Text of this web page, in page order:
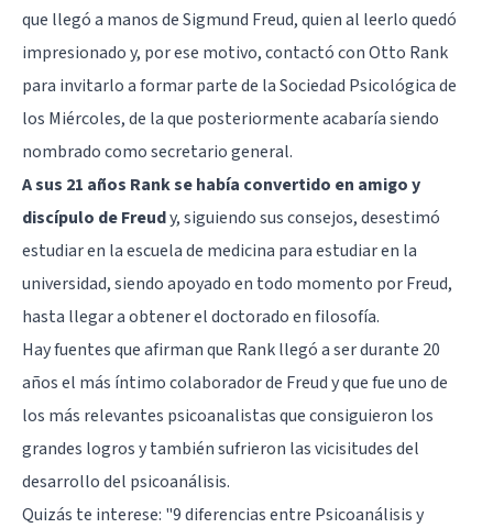
que llegó a manos de Sigmund Freud, quien al leerlo quedó
impresionado y, por ese motivo, contactó con Otto Rank
para invitarlo a formar parte de la Sociedad Psicológica de
los Miércoles, de la que posteriormente acabaría siendo
nombrado como secretario general.
A sus 21 años Rank se había convertido en amigo y
discípulo de Freudy, siguiendo sus consejos, desestimó
estudiar en la escuela de medicina para estudiar en la
universidad, siendo apoyado en todo momento por Freud,
hasta llegar a obtener el doctorado en filosofía.
Hay fuentes que afirman que Rank llegó a ser durante 20
años el más íntimo colaborador de Freud y que fue uno de
los más relevantes psicoanalistas que consiguieron los
grandes logros y también sufrieron las vicisitudes del
desarrollo del psicoanálisis.
Quizás te interese: "9 diferencias entre Psicoanálisis y